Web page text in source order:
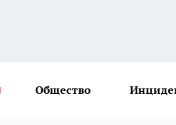
Общество